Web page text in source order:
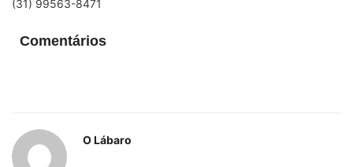
(31) 99563-8471
Comentários
O Lábaro